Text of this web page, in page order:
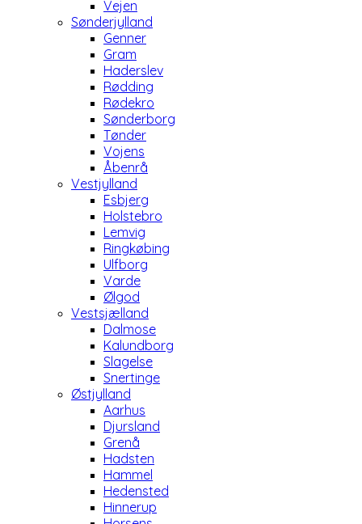
Vejen
Sønderjylland
Genner
Gram
Haderslev
Rødding
Rødekro
Sønderborg
Tønder
Vojens
Åbenrå
Vestjylland
Esbjerg
Holstebro
Lemvig
Ringkøbing
Ulfborg
Varde
Ølgod
Vestsjælland
Dalmose
Kalundborg
Slagelse
Snertinge
Østjylland
Aarhus
Djursland
Grenå
Hadsten
Hammel
Hedensted
Hinnerup